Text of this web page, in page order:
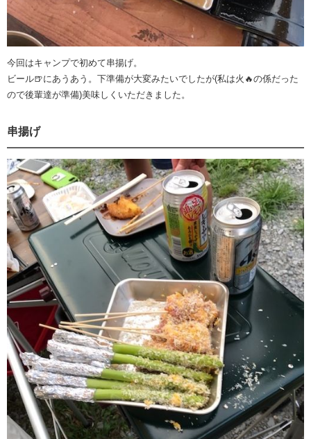
今回はキャンプで初めて串揚げ。
ビール🍺にあうあう。下準備が大変みたいでしたが(私は火🔥の係だった
ので後輩達が準備)美味しくいただきました。
串揚げ